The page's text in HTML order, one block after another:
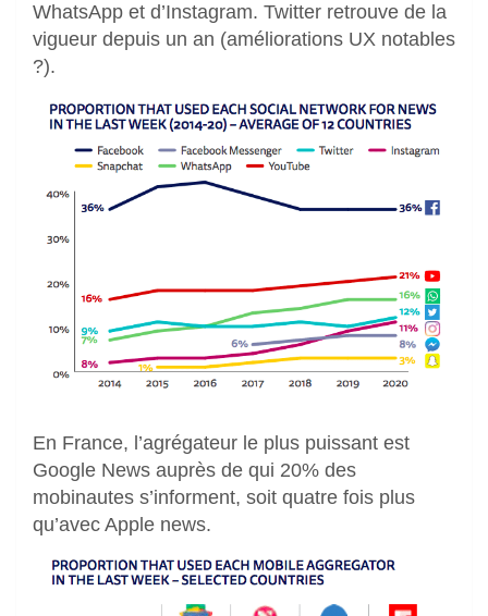
WhatsApp et d’Instagram. Twitter retrouve de la
vigueur depuis un an (améliorations UX notables
?).
En France, l’agrégateur le plus puissant est
Google News auprès de qui 20% des
mobinautes s’informent, soit quatre fois plus
qu’avec Apple news.